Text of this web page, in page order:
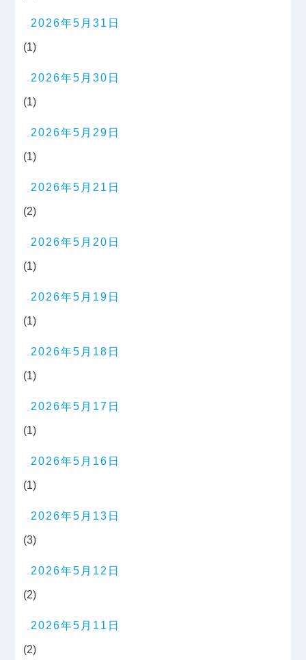
2026年5月31日
(1)
2026年5月30日
(1)
2026年5月29日
(1)
2026年5月21日
(2)
2026年5月20日
(1)
2026年5月19日
(1)
2026年5月18日
(1)
2026年5月17日
(1)
2026年5月16日
(1)
2026年5月13日
(3)
2026年5月12日
(2)
2026年5月11日
(2)